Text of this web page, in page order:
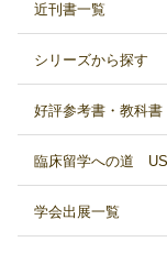
近刊書一覧
シリーズから探す
好評参考書・教科書
臨床留学への道
学会出展一覧